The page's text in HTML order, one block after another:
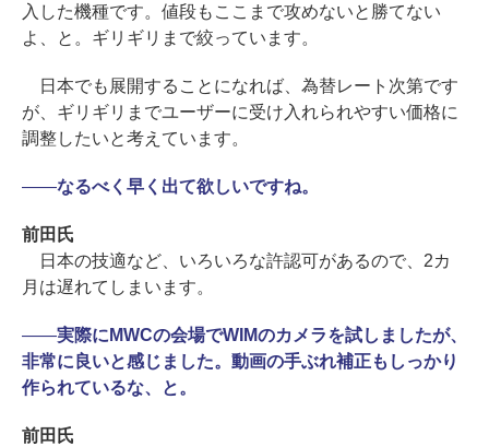
入した機種です。値段もここまで攻めないと勝てない
よ、と。ギリギリまで絞っています。
日本でも展開することになれば、為替レート次第です
が、ギリギリまでユーザーに受け入れられやすい価格に
調整したいと考えています。
――なるべく早く出て欲しいですね。
前田氏
日本の技適など、いろいろな許認可があるので、2カ
月は遅れてしまいます。
――実際にMWCの会場でWIMのカメラを試しましたが、
非常に良いと感じました。動画の手ぶれ補正もしっかり
作られているな、と。
前田氏